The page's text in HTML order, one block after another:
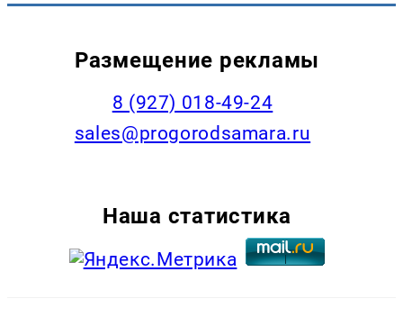
Размещение рекламы
8 (927) 018-49-24
sales@progorodsamara.ru
Наша статистика